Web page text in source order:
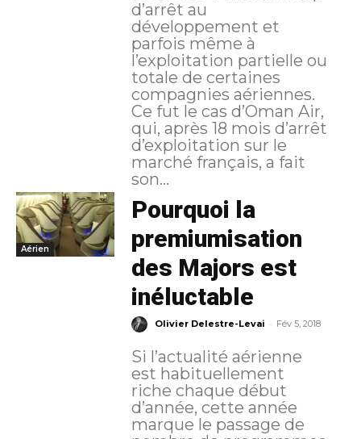
d’arrêt au
développement et
parfois même à
l’exploitation partielle ou
totale de certaines
compagnies aériennes.
Ce fut le cas d’Oman Air,
qui, après 18 mois d’arrêt
d’exploitation sur le
marché français, a fait
son...
Aérien
Pourquoi la
premiumisation
des Majors est
inéluctable
Olivier Delestre-Levai - Fév 5, 2018
Si l’actualité aérienne
est habituellement
riche chaque début
d’année, cette année
marque le passage de